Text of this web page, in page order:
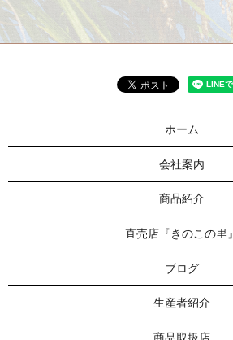
ホーム
会社案内
商品紹介
直売店『きのこの里』
ブログ
生産者紹介
商品取扱店